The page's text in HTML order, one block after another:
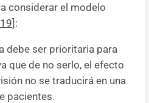
considerar el modelo
19]:
debe ser prioritaria para
que de no serlo, el efecto
no se traducirá en una
pacientes.